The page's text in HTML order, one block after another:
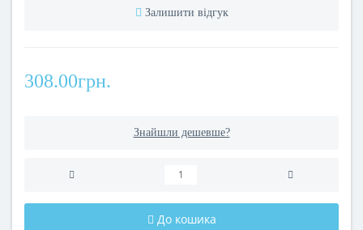
Залишити відгук
308.00грн.
Знайшли дешевше?
До кошика